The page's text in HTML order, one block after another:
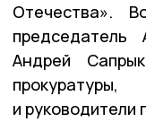
Отечества».
Андрей
и руководители